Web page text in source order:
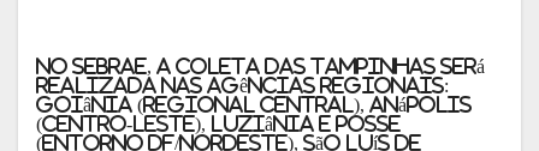
No Sebrae, a coleta das tampinhas será
realizada nas agências regionais:
Goiânia (Regional Central), Anápolis
(Centro-Leste), Luziânia e Posse
(Entorno DF/Nordeste), São Luís de